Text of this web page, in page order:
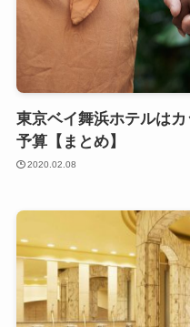
東京ベイ舞浜ホテルは
予算【まとめ】
2020.02.08